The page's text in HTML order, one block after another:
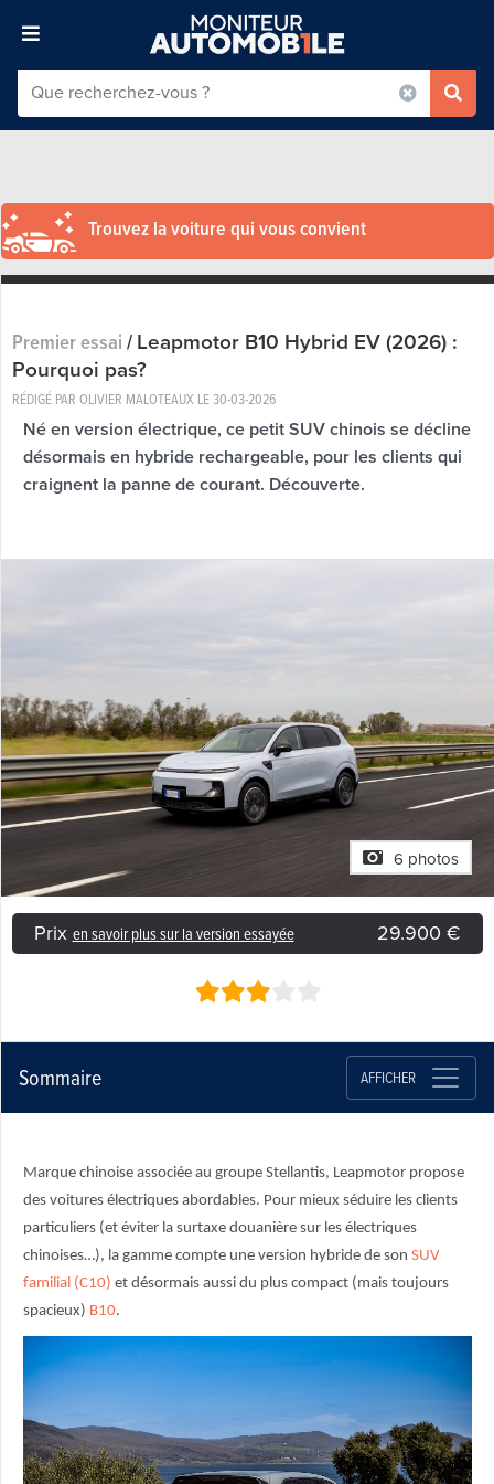
Trouvez la voiture qui vous convient
Premier essai/Leapmotor B10 Hybrid EV (2026) :
Pourquoi pas?
RÉDIGÉ PAR OLIVIER MALOTEAUX LE30-03-2026
Né en version électrique, ce petit SUV chinois se décline
désormais en hybride rechargeable, pour les clients qui
craignent la panne de courant. Découverte.
6 photos
Prix en savoir plus sur la version essayée 29.900 €
Sommaire AFFICHER
Marque chinoise associée au groupe Stellantis, Leapmotor propose
des voitures électriques abordables. Pour mieux séduire les clients
particuliers (et éviter la surtaxe douanière sur les électriques
chinoises…), la gamme compte une version hybride de son SUV
familial (C10) et désormais aussi du plus compact (mais toujours
spacieux) B10.